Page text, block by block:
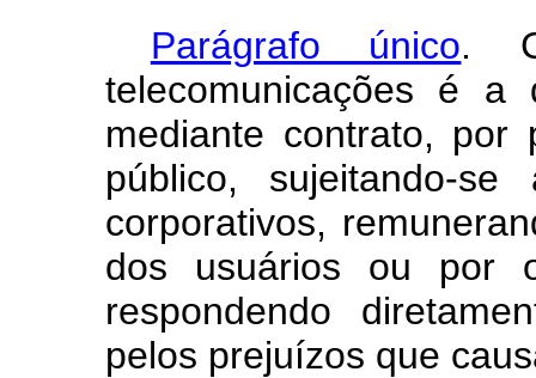
Parágrafo único.
telecomunicações é a
mediante contrato, por
público, sujeitando-
corporativos,
dos usuários ou por
respondendo
pelos prejuízos que